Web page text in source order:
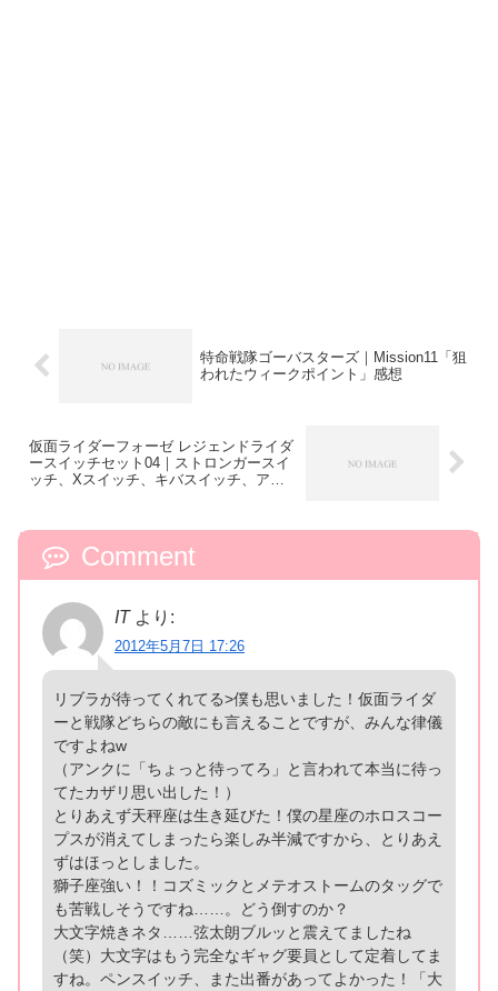
特命戦隊ゴーバスターズ｜Mission11「狙
われたウィークポイント」感想
仮面ライダーフォーゼ レジェンドライダ
ースイッチセット04｜ストロンガースイ
ッチ、Xスイッチ、キバスイッチ、アマ
Comment
IT より:
2012年5月7日 17:26
リブラが待ってくれてる>僕も思いました！仮面ライダ
ーと戦隊どちらの敵にも言えることですが、みんな律儀
ですよねw
（アンクに「ちょっと待ってろ」と言われて本当に待っ
てたカザリ思い出した！）
とりあえず天秤座は生き延びた！僕の星座のホロスコー
プスが消えてしまったら楽しみ半減ですから、とりあえ
ずはほっとしました。
獅子座強い！！コズミックとメテオストームのタッグで
も苦戦しそうですね……。どう倒すのか？
大文字焼きネタ……弦太朗ブルッと震えてましたね
（笑）大文字はもう完全なギャグ要員として定着してま
すね。ペンスイッチ、また出番があってよかった！「大